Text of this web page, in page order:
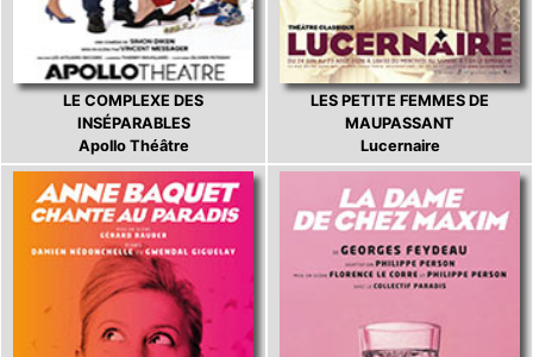
LE COMPLEXE DES
INSÉPARABLES
Apollo Théâtre
LES PETITE FEMMES DE
MAUPASSANT
Lucernaire